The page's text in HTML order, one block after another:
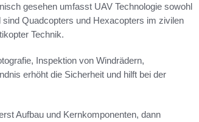
gesehen umfasst UAV Technologie sowohl
Quadcopters und Hexacopters im zivilen
Technik.
Inspektion von Windrädern,
erhöht die Sicherheit und hilft bei der
Aufbau und Kernkomponenten, dann